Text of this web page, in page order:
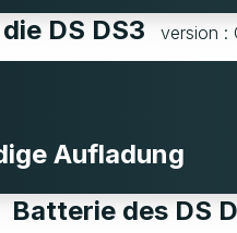
DS DS3 version :
Aufladung
Batterie des DS